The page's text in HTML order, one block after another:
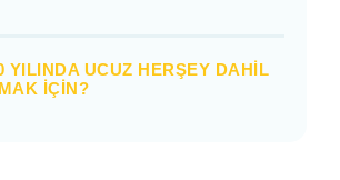
YILINDA UCUZ HERŞEY DAHIL
IÇIN?